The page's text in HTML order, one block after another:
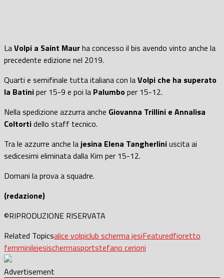
LaVolpi a Saint Maurha concesso il bis avendo vinto anche la
precedente edizione nel 2019.
Quarti e semifinale tutta italiana con laVolpi che ha superato
la Batiniper 15-9 e poi la Palumboper 15-12.
Nella spedizione azzurra anche Giovanna Trillini e Annalisa
Coltortidello staff tecnico.
Tra le azzurre anche la jesina Elena Tangherliniuscita ai
sedicesimi eliminata dalla Kim per 15-12.
Domani la prova a squadre.
(redazione)
©RIPRODUZIONE RISERVATA
Related Topicsalice volpiclub scherma jesiFeaturedfioretto
femminilejesischermasportstefano cerioni
Advertisement